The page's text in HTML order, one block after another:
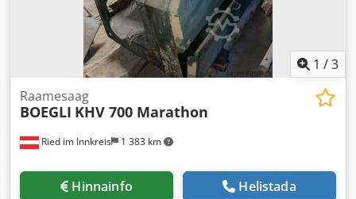
1 /3
Ried im Innkreis 1 383 km
Raamesaag
BOEGLI KHV 700 Marathon
Hinnainfo Helistada